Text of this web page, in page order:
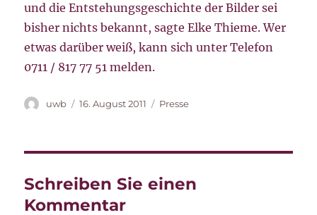
und die Entstehungsgeschichte der Bilder sei
bisher nichts bekannt, sagte Elke Thieme. Wer
etwas darüber weiß, kann sich unter Telefon
0711 / 817 77 51 melden.
Autor
uwb
Veröffentlicht
16. August 2011 Kategorien
Presse
Schreiben Sie einen
Kommentar